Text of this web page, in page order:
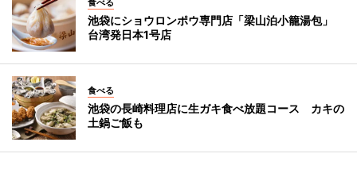
池袋にショウロンポウ専門店「梁山泊小籠湯包」
台湾発日本1号店
食べる
池袋の長崎料理店に生ガキ食べ放題コース カキの
土鍋ご飯も